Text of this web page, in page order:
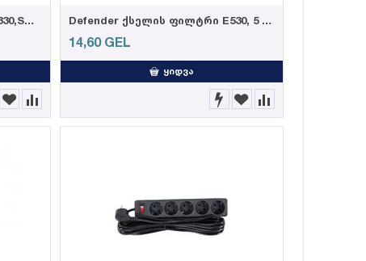
Defender ქსელის ფილტრი S330,Switch 3 ჩასართველით 3,0m Defender ქსელის ფილტრი E530, 5 ჩასართველით 3,0m
14,60 GEL
ᲧᲘᲓᲕᲐ